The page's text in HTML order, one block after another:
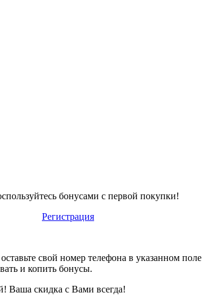
бонусами с первой покупки!
Регистрация
свой номер телефона в указанном
и копить бонусы.
Ваша скидка с Вами всегда!